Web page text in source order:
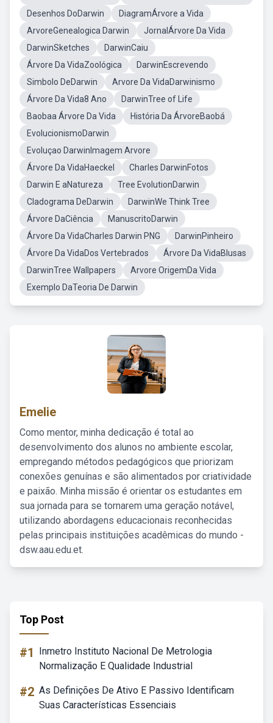
Desenhos DoDarwin
DiagramÁrvore a Vida
ArvoreGenealogica Darwin
JornalÁrvore Da Vida
DarwinSketches
DarwinCaiu
Árvore Da VidaZoológica
DarwinEscrevendo
Simbolo DeDarwin
Arvore Da VidaDarwinismo
Árvore Da Vida8 Ano
DarwinTree of Life
Baobaa Árvore Da Vida
História Da ÁrvoreBaobá
EvolucionismoDarwin
Evoluçao DarwinImagem Arvore
Árvore Da VidaHaeckel
Charles DarwinFotos
Darwin E aNatureza
Tree EvolutionDarwin
Cladograma DeDarwin
DarwinWe Think Tree
Árvore DaCiência
ManuscritoDarwin
Árvore Da VidaCharles Darwin PNG
DarwinPinheiro
Árvore Da VidaDos Vertebrados
Árvore Da VidaBlusas
DarwinTree Wallpapers
Arvore OrigemDa Vida
Exemplo DaTeoria De Darwin
Emelie
Como mentor, minha dedicação é total ao
desenvolvimento dos alunos no ambiente escolar,
empregando métodos pedagógicos que priorizam
conexões genuínas e são alimentados por criatividade
e paixão. Minha missão é orientar os estudantes em
sua jornada para se tornarem uma geração notável,
utilizando abordagens educacionais reconhecidas
pelas principais instituições acadêmicas do mundo -
dsw.aau.edu.et.
Top Post
#1
Inmetro Instituto Nacional De Metrologia
Normalização E Qualidade Industrial
#2 As Definições De Ativo E Passivo Identificam
Suas Características Essenciais